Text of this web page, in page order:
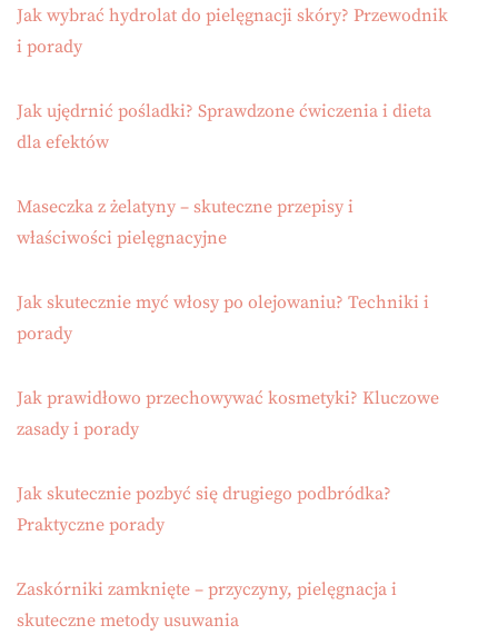
Jak wybrać hydrolat do pielęgnacji skóry? Przewodnik
i porady
Jak ujędrnić pośladki? Sprawdzone ćwiczenia i dieta
dla efektów
Maseczka z żelatyny – skuteczne przepisy i
właściwości pielęgnacyjne
Jak skutecznie myć włosy po olejowaniu? Techniki i
porady
Jak prawidłowo przechowywać kosmetyki? Kluczowe
zasady i porady
Jak skutecznie pozbyć się drugiego podbródka?
Praktyczne porady
Zaskórniki zamknięte – przyczyny, pielęgnacja i
skuteczne metody usuwania